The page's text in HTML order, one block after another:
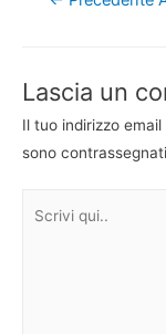
Lascia un
Il tuo indirizzo
sono contrassegnati